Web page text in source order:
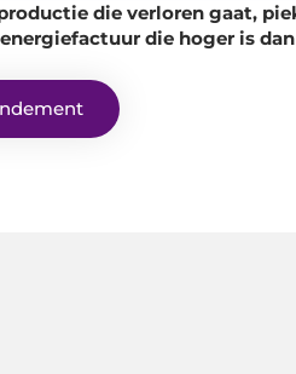
die verloren gaat,
die hoger is